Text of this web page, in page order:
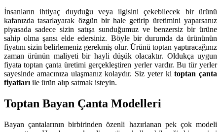
İnsanların ihtiyaç duyduğu veya ilgisini çekebilecek bir ürünü
kafanızda tasarlayarak özgün bir hale getirip üretimini yaparsanız
piyasada sadece sizin satışa sunduğumuz ve benzersiz bir ürüne
sahip olma şansı elde edersiniz. Böyle bir durumda da ürününün
fiyatını sizin belirlemeniz gerekmiş olur. Ürünü toptan yaptıracağınız
zaman ürünün maliyeti bir hayli düşük olacaktır. Oldukça uygun
fiyata toptan çanta üretimi gerçekleştiren yerler vardır. Bu tür yerler
sayesinde amacınıza ulaşmanız kolaydır. Siz yeter kitoptan çanta
fiyatları ile ürün alıp satmak isteyin.
Toptan Bayan Çanta Modelleri
Bayan çantalarının birbirinden özenli hazırlanan pek çok modeli